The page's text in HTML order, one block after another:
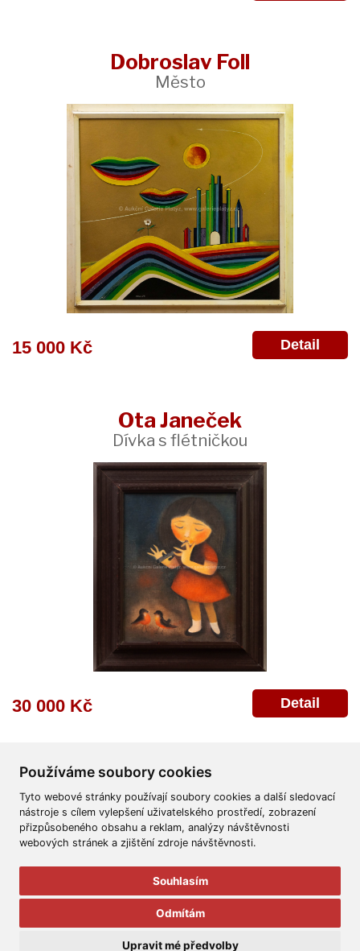
Používáme soubory cookies
Tyto webové stránky používají soubory cookies a další sledovací
nástroje s cílem vylepšení uživatelského prostředí, zobrazení
přizpůsobeného obsahu a reklam, analýzy návštěvnosti
webových stránek a zjištění zdroje návštěvnosti.
Souhlasím
Odmítám
Upravit mé předvolby
Dobroslav Foll
Město
15 000 Kč Detail
Ota Janeček
Dívka s flétničkou
30 000 Kč Detail
Všeobecné obchodní podmínky Reklamační řád
Ochrana osobních údajů
Všechna práva vyhrazena.